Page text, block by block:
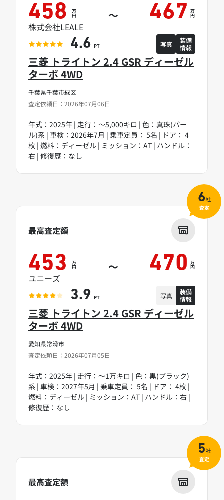
千葉県千葉市緑区
査定依頼日：2026年07月06日
三菱 トライトン 2.4 GSR ディーゼル
ターボ 4WD
年式：2025年 | 走行：～5,000キロ | 色：真珠(パー
ル)系 | 車検：2026年7月 | 乗車定員： 5名 | ドア： 4
枚 | 燃料：ディーゼル | ミッション：AT | ハンドル：
右 | 修復歴：なし
458 万
円 ～ 467 万
円
株式会社LEALE
4.6 PT 写真
装備
情報
愛知県常滑市
査定依頼日：2026年07月05日
三菱 トライトン 2.4 GSR ディーゼル
ターボ 4WD
年式：2025年 | 走行：～1万キロ | 色：黒(ブラック)
系 | 車検：2027年5月 | 乗車定員： 5名 | ドア： 4枚 |
燃料：ディーゼル | ミッション：AT | ハンドル：右 |
修復歴：なし
最高査定額
453 万
円 ～ 470 万
円
ユニーズ
3.9 PT 写真
装備
情報
6社
査定
最高査定額
5社
査定